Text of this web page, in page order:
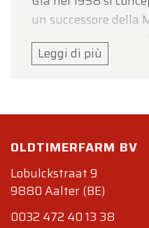
un successore della
pietra miliare nella
britanniche.
un motore a
non produceva una
potenza, poiché non
Tuttavia, emetteva
sembrava
Leggi di più
OLDTIMERFARM BV
Lobulckstraat 9
9880 Aalter (BE)
0032 472 40 13 38